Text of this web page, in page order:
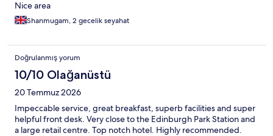
Nice area
Shanmugam, 2 gecelik seyahat
Doğrulanmış yorum
10/10 Olağanüstü
20 Temmuz 2026
Impeccable service, great breakfast, superb facilities and super
helpful front desk. Very close to the Edinburgh Park Station and
a large retail centre. Top notch hotel. Highly recommended.